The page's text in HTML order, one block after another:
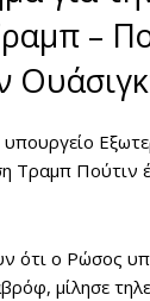
–
Τραμπ Πούτιν
ότι ο Ρώσος
μίλησε